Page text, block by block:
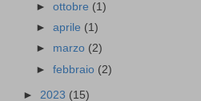
►ottobre (1)
►aprile (1)
► marzo (2)
►febbraio (2)
► 2023 (15)